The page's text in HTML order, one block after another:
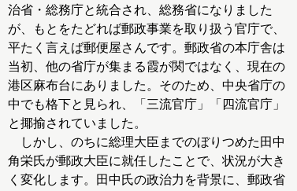
治省・総務庁と統合され、総務省になりました
が、もとをたどれば郵政事業を取り扱う官庁で、
平たく言えば郵便屋さんです。郵政省の本庁舎は
当初、他の省庁が集まる霞が関ではなく、現在の
港区麻布台にありました。そのため、中央省庁の
中でも格下と見られ、「三流官庁」「四流官庁」
と揶揄されていました。
しかし、のちに総理大臣までのぼりつめた田中
角栄氏が郵政大臣に就任したことで、状況が大き
く変化します。田中氏の政治力を背景に、郵政省